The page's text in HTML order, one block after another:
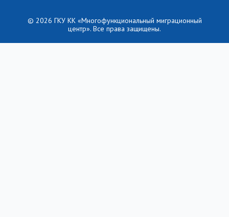
© 2026 ГКУ КК «Многофункциональный миграционный
центр». Все права защищены.